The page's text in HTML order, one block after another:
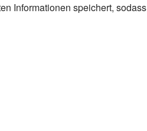
Informationen speichert,